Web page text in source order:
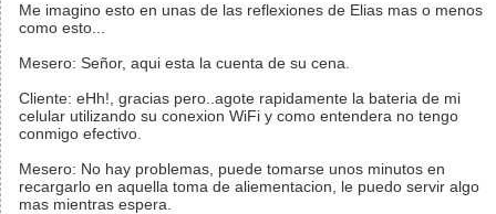
Me imagino esto en unas de las reflexiones de Elias mas o menos
como esto...
Mesero: Señor, aqui esta la cuenta de su cena.
Cliente: eHh!, gracias pero..agote rapidamente la bateria de mi
celular utilizando su conexion WiFi y como entendera no tengo
conmigo efectivo.
Mesero: No hay problemas, puede tomarse unos minutos en
recargarlo en aquella toma de aliementacion, le puedo servir algo
mas mientras espera.